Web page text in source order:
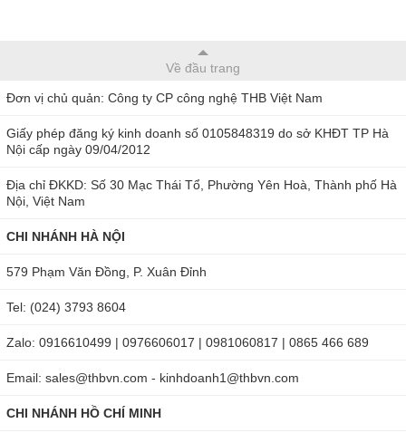
Về đầu trang
Đơn vị chủ quản: Công ty CP công nghệ THB Việt Nam
Giấy phép đăng ký kinh doanh số 0105848319 do sở KHĐT TP Hà
Nội cấp ngày 09/04/2012
Địa chỉ ĐKKD: Số 30 Mạc Thái Tổ, Phường Yên Hoà, Thành phố Hà
Nội, Việt Nam
CHI NHÁNH HÀ NỘI
579 Phạm Văn Đồng, P. Xuân Đỉnh
Tel: (024) 3793 8604
Zalo: 0916610499 | 0976606017 | 0981060817 | 0865 466 689
Email: sales@thbvn.com - kinhdoanh1@thbvn.com
CHI NHÁNH HỒ CHÍ MINH